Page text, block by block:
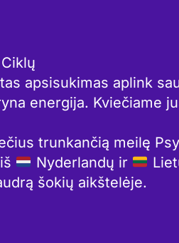
apsisukimas aplink
energija. Kviečiame
trunkančią meilę
Nyderlandų ir
šokių aikštelėje.